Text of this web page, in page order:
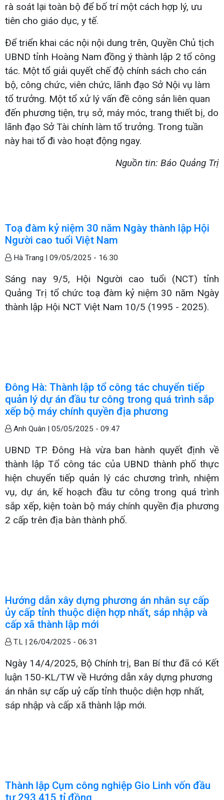
rà soát lại toàn bộ để bố trí một cách hợp lý, ưu
tiên cho giáo dục, y tế.
Để triển khai các nội nội dung trên, Quyền Chủ tịch
UBND tỉnh Hoàng Nam đồng ý thành lập 2 tổ công
tác. Một tổ giải quyết chế độ chính sách cho cán
bộ, công chức, viên chức, lãnh đạo Sở Nội vụ làm
tổ trưởng. Một tổ xử lý vấn đề công sản liên quan
đến phương tiện, trụ sở, máy móc, trang thiết bị, do
lãnh đạo Sở Tài chính làm tổ trưởng. Trong tuần
này hai tổ đi vào hoạt động ngay.
Nguồn tin: Báo Quảng Trị
Toạ đàm kỷ niệm 30 năm Ngày thành lập Hội
Người cao tuổi Việt Nam
Hà Trang | 09/05/2025 - 16:30
Sáng nay 9/5, Hội Người cao tuổi (NCT) tỉnh
Quảng Trị tổ chức toạ đàm kỷ niệm 30 năm Ngày
thành lập Hội NCT Việt Nam 10/5 (1995 - 2025).
Đông Hà: Thành lập tổ công tác chuyển tiếp
quản lý dự án đầu tư công trong quá trình sắp
xếp bộ máy chính quyền địa phương
Anh Quân | 05/05/2025 - 09:47
UBND TP. Đông Hà vừa ban hành quyết định về
thành lập Tổ công tác của UBND thành phố thực
hiện chuyển tiếp quản lý các chương trình, nhiệm
vụ, dự án, kế hoạch đầu tư công trong quá trình
sắp xếp, kiện toàn bộ máy chính quyền địa phương
2 cấp trên địa bàn thành phố.
Hướng dẫn xây dựng phương án nhân sự cấp
ủy cấp tỉnh thuộc diện hợp nhất, sáp nhập và
cấp xã thành lập mới
T.L | 26/04/2025 - 06:31
Ngày 14/4/2025, Bộ Chính trị, Ban Bí thư đã có Kết
luận 150-KL/TW về Hướng dẫn xây dựng phương
án nhân sự cấp uỷ cấp tỉnh thuộc diện hợp nhất,
sáp nhập và cấp xã thành lập mới.
Thành lập Cụm công nghiệp Gio Linh vốn đầu
tư 293,415 tỉ đồng